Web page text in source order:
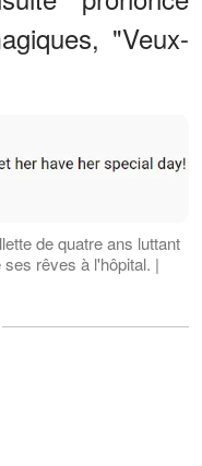
"Veux-
de quatre ans luttant
rêves à l'hôpital. |